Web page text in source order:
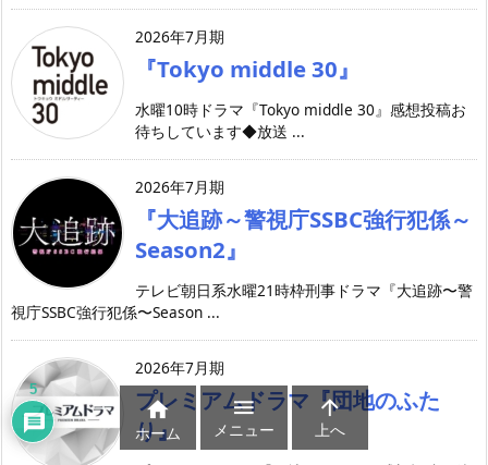
2026年7月期
『Tokyo middle 30』
水曜10時ドラマ『Tokyo middle 30』感想投稿お
待ちしています◆放送 ...
2026年7月期
『大追跡～警視庁SSBC強行犯係～
Season2』
テレビ朝日系水曜21時枠刑事ドラマ『大追跡〜警
視庁SSBC強行犯係〜Season ...
2026年7月期
プレミアムドラマ『団地のふた
り』

ホーム

メニュー

上へ
5